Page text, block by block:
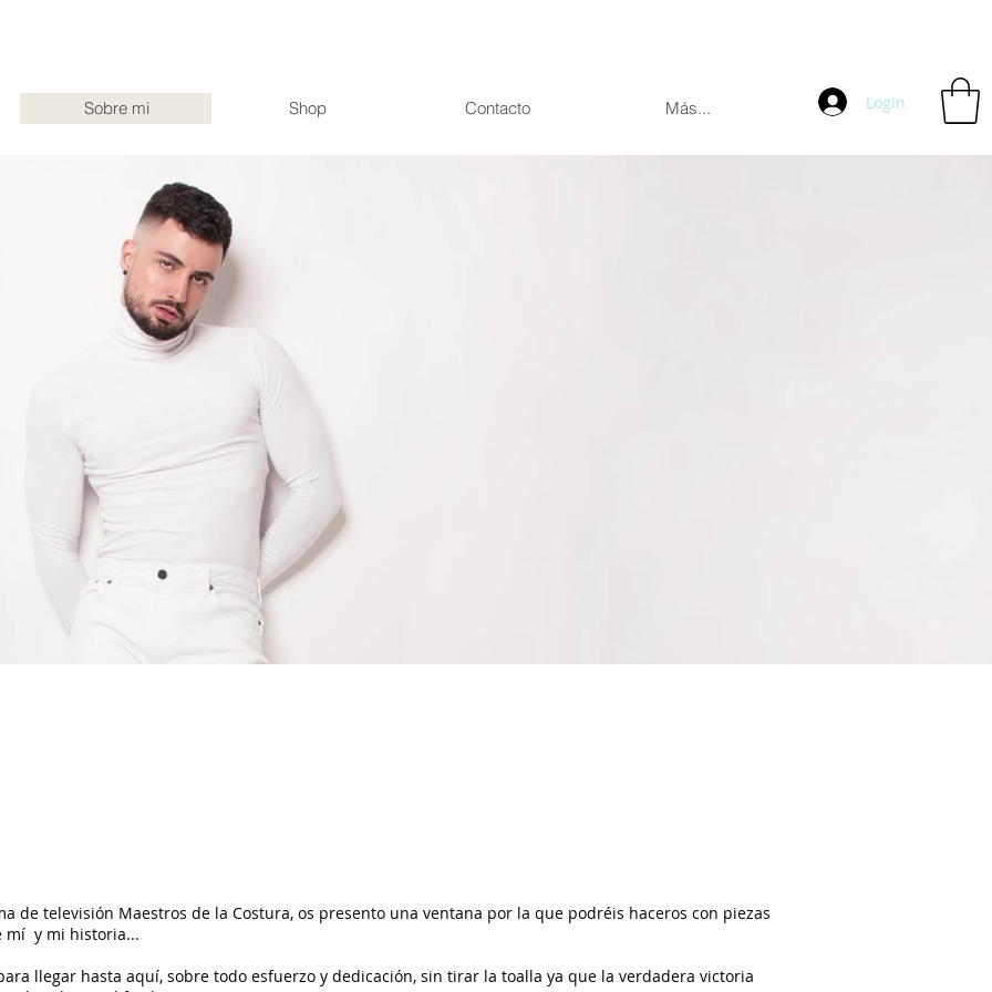
Sobre mi Shop Contacto Más... Login
de televisión Maestros de la Costura, os presento una ventana por la que podréis haceros con piezas
mí y mi historia...
llegar hasta aquí, sobre todo esfuerzo y dedicación, sin tirar la toalla ya que la verdadera victoria